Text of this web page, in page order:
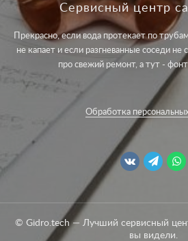
Сервисный центр
Прекрасно, если вода протекает по
не капает и если разгневанные соседи не
про свежий ремонт, а тут -
Обработка
© Gidro.tech — Лучший сервисный
вы видели.